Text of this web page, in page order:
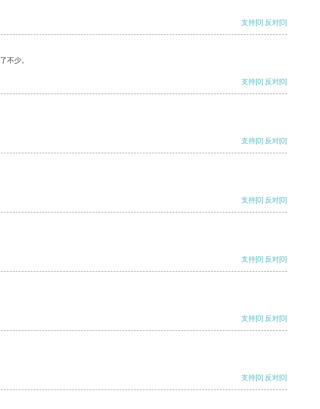
支持[0] 反对[0]
不少。
支持[0] 反对[0]
支持[0] 反对[0]
支持[0] 反对[0]
支持[0] 反对[0]
支持[0] 反对[0]
支持[0] 反对[0]